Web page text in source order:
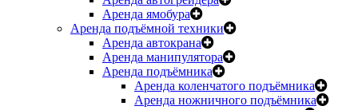
Аренда ямобура
Аренда подъёмной техники
Аренда автокрана
Аренда манипулятора
Аренда подъёмника
Аренда коленчатого подъёмника
Аренда ножничного подъёмника